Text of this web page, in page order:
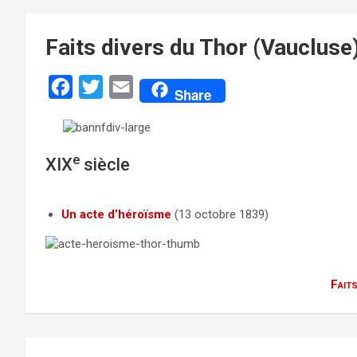
Faits divers du Thor
c
e
i
t
E
a
Share
XIXe siècle
Un acte d’héroïsme (13 octobre 1839)